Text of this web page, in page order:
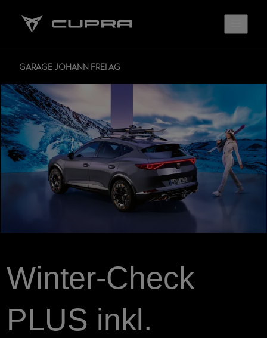
GARAGE JOHANN FREI AG
Winter-Check
PLUS inkl.